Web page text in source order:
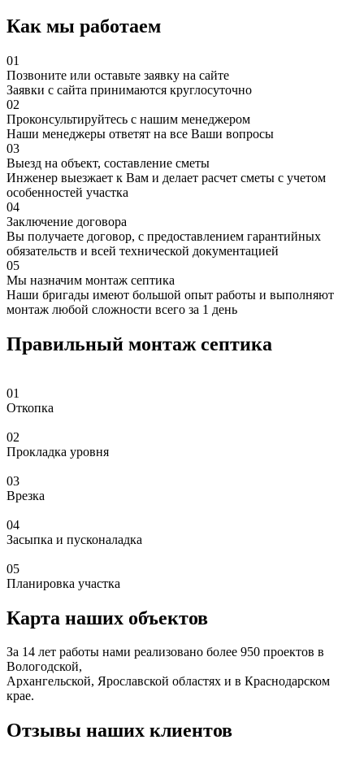
Как мы работаем
01
Позвоните или оставьте заявку на сайте
Заявки с сайта принимаются круглосуточно
02
Проконсультируйтесь с нашим менеджером
Наши менеджеры ответят на все Ваши вопросы
03
Выезд на объект, составление сметы
Инженер выезжает к Вам и делает расчет сметы с учетом
особенностей участка
04
Заключение договора
Вы получаете договор, с предоставлением гарантийных
обязательств и всей технической документацией
05
Мы назначим монтаж септика
Наши бригады имеют большой опыт работы и выполняют
монтаж любой сложности всего за 1 день
Правильный монтаж септика
01
Откопка
02
Прокладка уровня
03
Врезка
04
Засыпка и пусконаладка
05
Планировка участка
Карта наших объектов
За 14 лет работы нами реализовано более 950 проектов в
Вологодской,
Архангельской, Ярославской областях и в Краснодарском
крае.
Отзывы наших клиентов